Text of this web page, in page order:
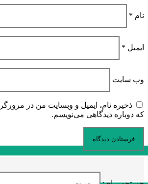
نام *
ایمیل *
وب‌ سایت
ذخیره نام، ایمیل و وبسایت من در
که دوباره دیدگاهی می‌نویسم.